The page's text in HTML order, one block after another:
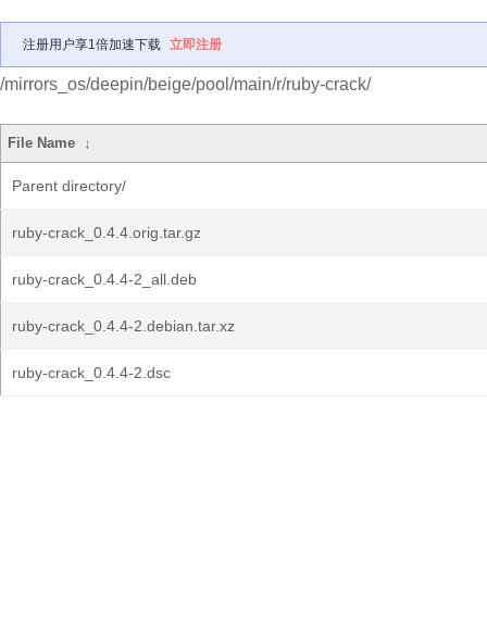
注册用户享1倍加速下载 立即注册
/mirrors_os/deepin/beige/pool/main/r/ruby-crack/
File Name ↓
Parent directory/
ruby-crack_0.4.4.orig.tar.gz
ruby-crack_0.4.4-2_all.deb
ruby-crack_0.4.4-2.debian.tar.xz
ruby-crack_0.4.4-2.dsc